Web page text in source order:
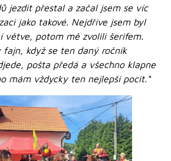
jezdit přestal a začal jsem se víc
jako takové. Nejdříve jsem byl
větve, potom mě zvolili šerifem.
fajn, když se ten daný ročník
pošta předá a všechno klapne
mám vždycky ten nejlepší pocit.“